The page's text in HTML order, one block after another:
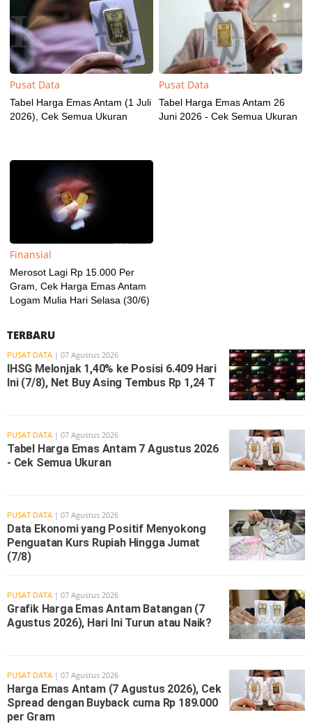
Pusat Data
Tabel Harga Emas Antam (1 Juli
2026), Cek Semua Ukuran
Pusat Data
Tabel Harga Emas Antam 26
Juni 2026 - Cek Semua Ukuran
Finansial
Merosot Lagi Rp 15.000 Per
Gram, Cek Harga Emas Antam
Logam Mulia Hari Selasa (30/6)
TERBARU
PUSAT DATA | 07 Agustus 2026
IHSG Melonjak 1,40% ke Posisi 6.409 Hari
Ini (7/8), Net Buy Asing Tembus Rp 1,24 T
PUSAT DATA | 07 Agustus 2026
Tabel Harga Emas Antam 7 Agustus 2026
- Cek Semua Ukuran
PUSAT DATA | 07 Agustus 2026
Data Ekonomi yang Positif Menyokong
Penguatan Kurs Rupiah Hingga Jumat
(7/8)
PUSAT DATA | 07 Agustus 2026
Grafik Harga Emas Antam Batangan (7
Agustus 2026), Hari Ini Turun atau Naik?
PUSAT DATA | 07 Agustus 2026
Harga Emas Antam (7 Agustus 2026), Cek
Spread dengan Buyback cuma Rp 189.000
per Gram